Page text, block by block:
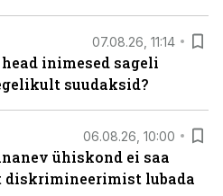
07.08.26, 11:14
inimesed sageli
suudaksid?
06.08.26, 10:00
ühiskond ei saa
diskrimineerimist lubada